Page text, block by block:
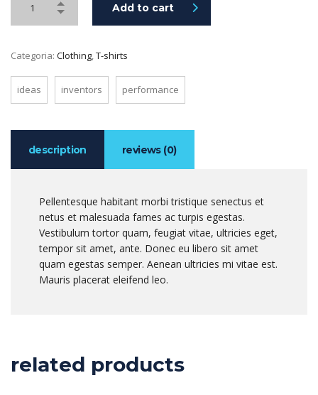
Add to cart
Categoria: Clothing,T-shirts
ideas inventors performance
description reviews (0)
Pellentesque habitant morbi tristique senectus et
netus et malesuada fames ac turpis egestas.
Vestibulum tortor quam, feugiat vitae, ultricies eget,
tempor sit amet, ante. Donec eu libero sit amet
quam egestas semper. Aenean ultricies mi vitae est.
Mauris placerat eleifend leo.
related products